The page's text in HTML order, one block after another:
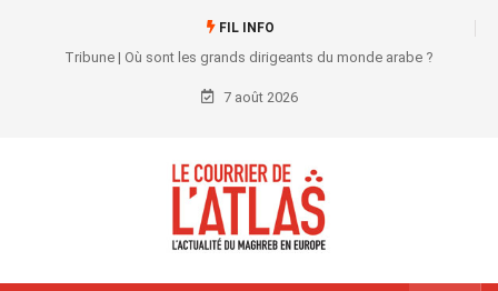
FIL INFO
Tribune | Où sont les grands dirigeants du monde arabe ?
7 août 2026